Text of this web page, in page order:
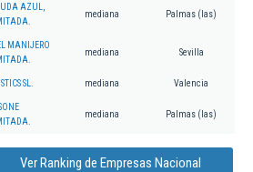
AZUL,
mediana Palmas (las)
MANIJERO
mediana Sevilla
SL. mediana Valencia
mediana Palmas (las)
Ver Ranking de Empresas Nacional